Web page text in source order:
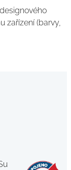
zařízení (barvy,